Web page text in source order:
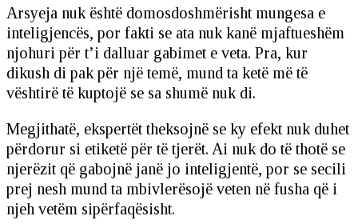
Arsyeja nuk është domosdoshmërisht mungesa e
inteligjencës, por fakti se ata nuk kanë mjaftueshëm
njohuri për t’i dalluar gabimet e veta. Pra, kur
dikush di pak për një temë, mund ta ketë më të
vështirë të kuptojë se sa shumë nuk di.
Megjithatë, ekspertët theksojnë se ky efekt nuk duhet
përdorur si etiketë për të tjerët. Ai nuk do të thotë se
njerëzit që gabojnë janë jo inteligjentë, por se secili
prej nesh mund ta mbivlerësojë veten në fusha që i
njeh vetëm sipërfaqësisht.